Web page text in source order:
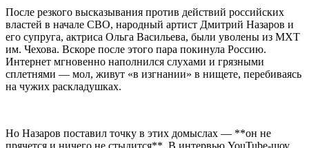
После резкого высказывания против действий российских
властей в начале СВО, народный артист Дмитрий Назаров и
его супруга, актриса Ольга Васильева, были уволены из МХТ
им. Чехова. Вскоре после этого пара покинула Россию.
Интернет мгновенно наполнился слухами и грязными
сплетнями — мол, живут «в изгнании» в нищете, перебиваясь
на чужих раскладушках.
Но Назаров поставил точку в этих домыслах — **он не
прячется и ничего не стыдится**. В интервью YouTube-шоу